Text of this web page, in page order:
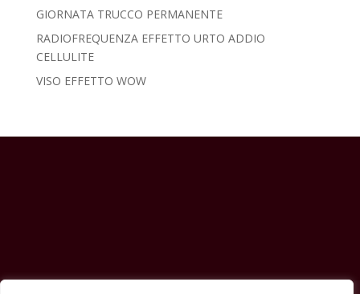
GIORNATA TRUCCO PERMANENTE
RADIOFREQUENZA EFFETTO URTO ADDIO
CELLULITE
VISO EFFETTO WOW